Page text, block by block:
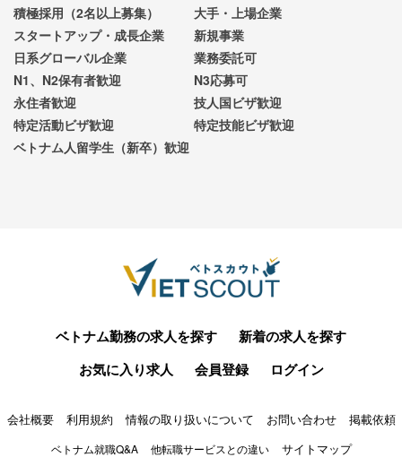
積極採用（2名以上募集）
大手・上場企業
スタートアップ・成長企業
新規事業
日系グローバル企業
業務委託可
N1、N2保有者歓迎
N3応募可
永住者歓迎
技人国ビザ歓迎
特定活動ビザ歓迎
特定技能ビザ歓迎
ベトナム人留学生（新卒）歓迎
ベトナム勤務の求人を探す
新着の求人を探す
お気に入り求人
会員登録 ログイン
会社概要 利用規約 情報の取り扱いについて お問い合わせ 掲載依頼
ベトナム就職Q&A 他転職サービスとの違い サイトマップ